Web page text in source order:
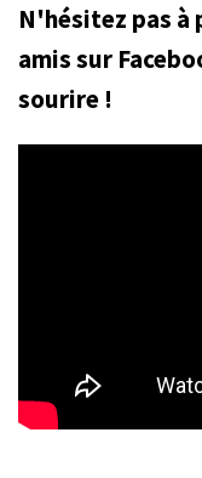
N'hésitez pas à
amis sur
sourire !